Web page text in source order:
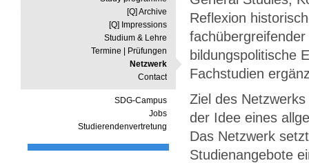
[Q] Archive
[Q] Impressions
Studium & Lehre
Termine | Prüfungen
Netzwerk
Contact
SDG-Campus
Jobs
Studierendenvertretung
Reflexion
bildungspolitische
Fachstudien
Ziel des
der Idee eines
Das Netzwerk
Studienangebote